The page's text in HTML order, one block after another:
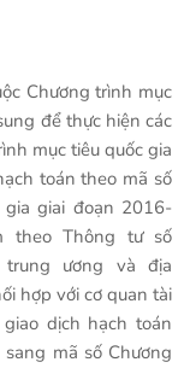
Chương trình mục
để thực hiện các
mục tiêu quốc gia
toán theo mã số
giai đoạn 2016-
theo Thông tư số
trung ương và địa
hợp với cơ quan tài
dịch hạch toán
mã số Chương